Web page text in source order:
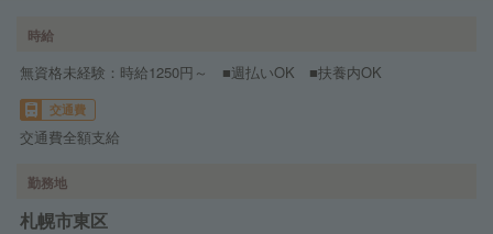
時給
無資格未経験：時給1250円～ ■週払いOK ■扶養内OK
交通費
交通費全額支給
勤務地
札幌市東区